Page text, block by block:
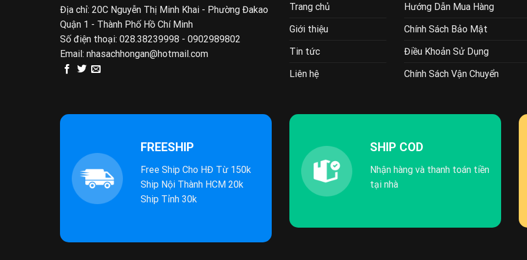
Địa chỉ: 20C Nguyễn Thị Minh Khai - Phường Đakao
Quận 1 - Thành Phố Hồ Chí Minh
Số điện thoại: 028.38239998 - 0902989802
Email: nhasachhongan@hotmail.com
Trang chủ
Giới thiệu
Tin tức
Liên hệ
Hướng Dẫn Mua Hàng
Chính Sách Bảo Mật
Điều Khoản Sử Dụng
Chính Sách Vận Chuyển
FREESHIP
Free Ship Cho HĐ Từ 150k
Ship Nội Thành HCM 20k
Ship Tỉnh 30k
SHIP COD
Nhận hàng và thanh toán tiền
tại nhà